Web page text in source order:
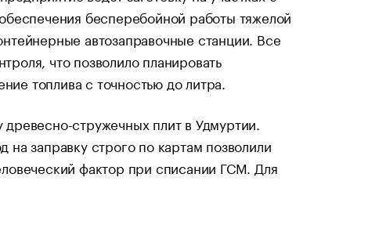
бесперебойной работы тяжелой
автозаправочные станции. Все
что позволило планировать
топлива с точностью до литра.
стружечных плит в Удмуртии.
заправку строго по картам позволили
фактор при списании ГСМ. Для